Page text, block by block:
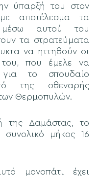
ύπαρξή του στον
αποτέλεσμα τα
μέσω αυτού του
τα στρατεύματα
να ηττηθούν οι
του, που έμελε να
για το σπουδαίο
της σθεναρής
Θερμοπυλών.
της Δαμάστας, το
συνολικό μήκος 16
μονοπάτι έχει